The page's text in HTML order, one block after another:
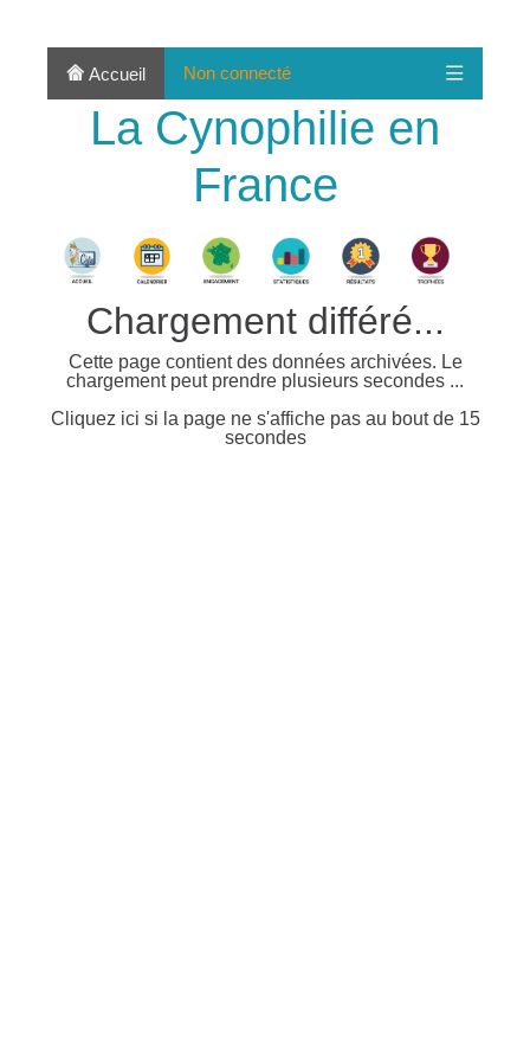
Accueil Non connecté
La Cynophilie en
France
Chargement différé...
Cette page contient des données archivées. Le
chargement peut prendre plusieurs secondes ...
Cliquez ici si la page ne s'affiche pas au bout de 15
secondes